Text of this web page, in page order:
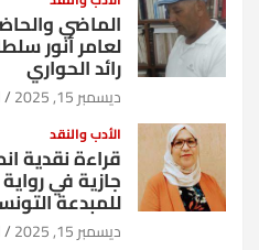
الماضي
لعامر أنور
رائد الحواري
ديسمبر 15, 2025
الأدب والنقد
قراءة نقدية
جازية في
للمبدعة
ديسمبر 15, 2025